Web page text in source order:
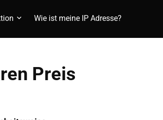
Wie ist meine IP Adresse?
Preis